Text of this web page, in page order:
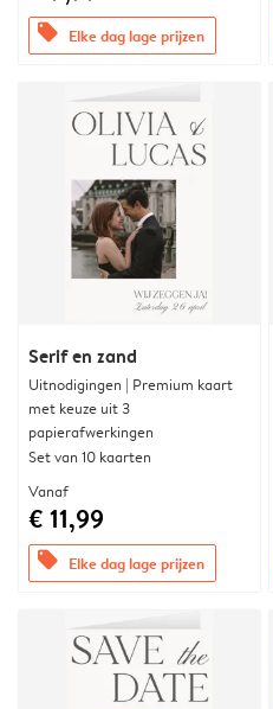
offers Elke dag lage prijzen
Serif en zand
Uitnodigingen | Premium kaart
met keuze uit 3
papierafwerkingen
Set van 10 kaarten
Vanaf
€ 11,99
offers Elke dag lage prijzen